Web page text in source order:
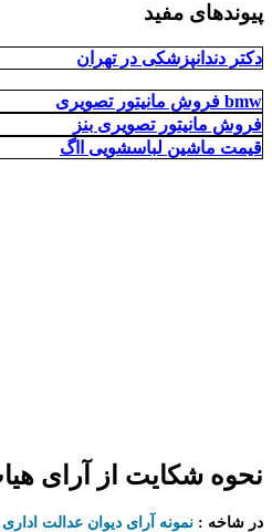
پیوندهای مفید
دکتر دندانپزشکی در تهران
فروش مانیتور تصویری bmw
فروش مانیتور تصویری بنز
قیمت ماشین لباسشویی ااگ
نحوه شکایت از آرای
در شاخه : نمونه آرای دیوان عدالت